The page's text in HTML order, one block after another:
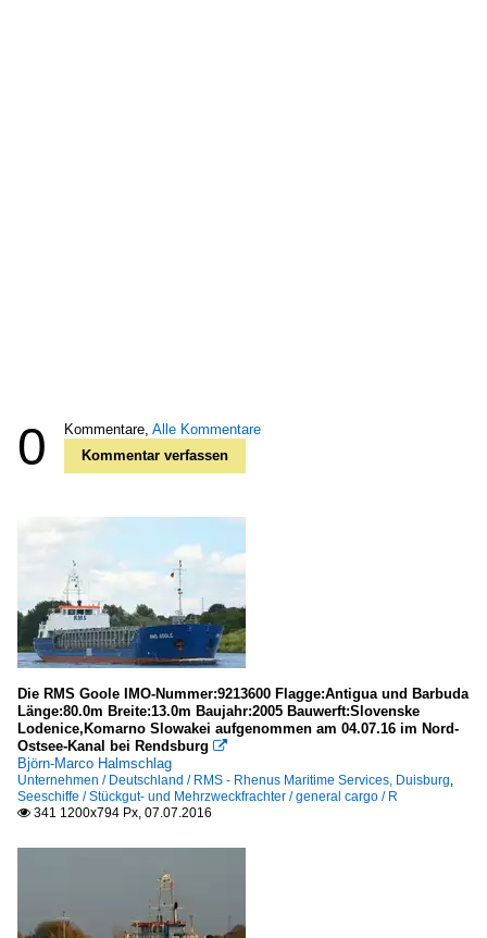
0 Kommentare, Alle Kommentare
Kommentar verfassen
Die RMS Goole IMO-Nummer:9213600 Flagge:Antigua und Barbuda
Länge:80.0m Breite:13.0m Baujahr:2005 Bauwerft:Slovenske
Lodenice,Komarno Slowakei aufgenommen am 04.07.16 im Nord-
Ostsee-Kanal bei Rendsburg 
Björn-Marco Halmschlag
Unternehmen / Deutschland / RMS - Rhenus Maritime Services, Duisburg,
Seeschiffe / Stückgut- und Mehrzweckfrachter / general cargo / R
 341 1200x794 Px, 07.07.2016